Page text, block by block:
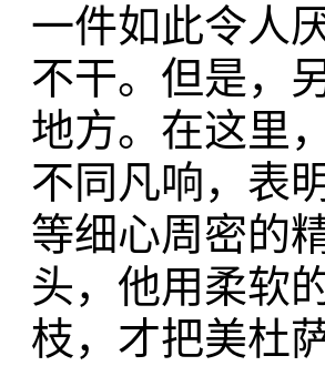
一件如此令人
不干。但是，
地方。在这里
不同凡响，表
等细心周密的
头，他用柔软
枝，才把美杜